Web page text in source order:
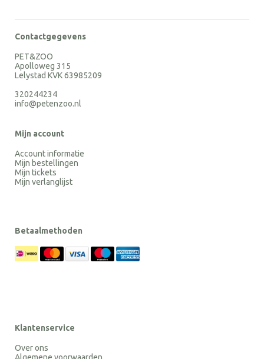
Contactgegevens
PET&ZOO
Apolloweg 315
Lelystad KVK 63985209
320244234
info@petenzoo.nl
Mijn account
Account informatie
Mijn bestellingen
Mijn tickets
Mijn verlanglijst
Betaalmethoden
Klantenservice
Over ons